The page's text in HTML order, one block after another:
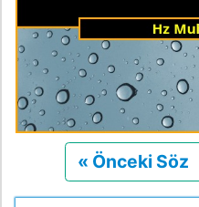
« Önceki Söz